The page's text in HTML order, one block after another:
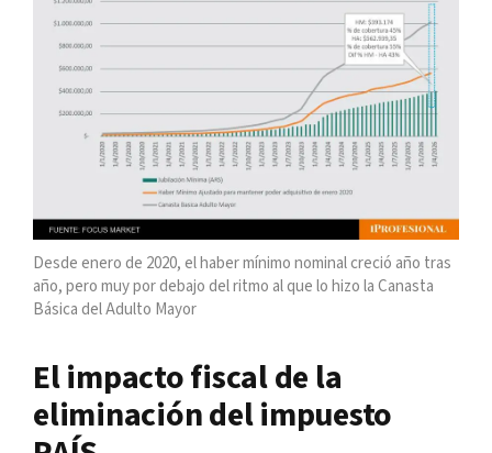
Desde enero de 2020, el haber mínimo nominal creció año tras
año, pero muy por debajo del ritmo al que lo hizo la Canasta
Básica del Adulto Mayor
El impacto fiscal de la
eliminación del impuesto